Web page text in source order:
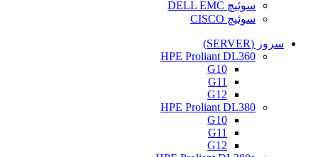
سوئیچ DELL EMC
سوئیچ CISCO
سرور (SERVER)
HPE Proliant DL360
G10
G11
G12
HPE Proliant DL380
G10
G11
G12